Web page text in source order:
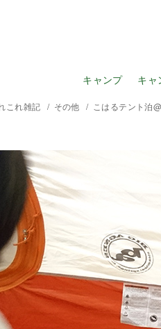
キャンプ キャ
これ雑記 その他 こはるテント泊